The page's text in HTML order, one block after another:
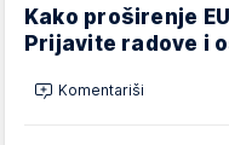
Kako proširenje
Prijavite radove i
Komentariši